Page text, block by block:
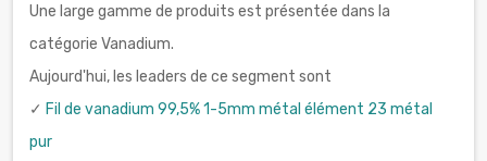
Une large gamme de produits est présentée dans la
catégorie Vanadium.
Aujourd'hui, les leaders de ce segment sont
✓ Fil de vanadium 99,5% 1-5mm métal élément 23 métal
pur